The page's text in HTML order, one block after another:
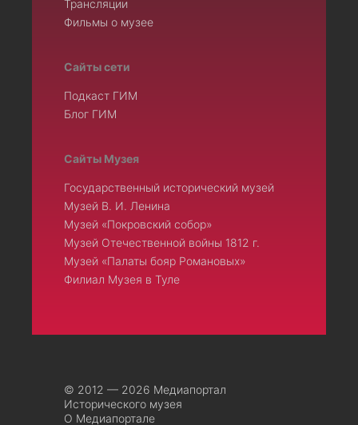
Трансляции
Фильмы о музее
Сайты сети
Подкаст ГИМ
Блог ГИМ
Сайты Музея
Государственный исторический музей
Музей В. И. Ленина
Музей «Покровский собор»
Музей Отечественной войны 1812 г.
Музей «Палаты бояр Романовых»
Филиал Музея в Туле
© 2012 — 2026 Медиапортал
Исторического музея
О Медиапортале